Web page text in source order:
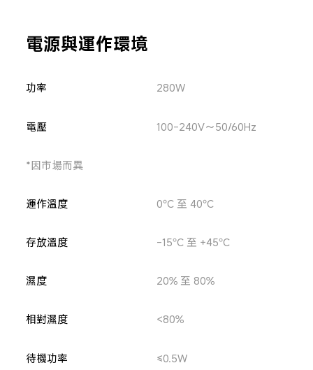
電源與運作環境
功率 280W
電壓 100-240V～50/60Hz
*因市場而異
運作溫度 0°C 至 40°C
存放溫度 -15°C 至 +45°C
濕度 20% 至 80%
相對濕度 <80%
待機功率 ≤0.5W